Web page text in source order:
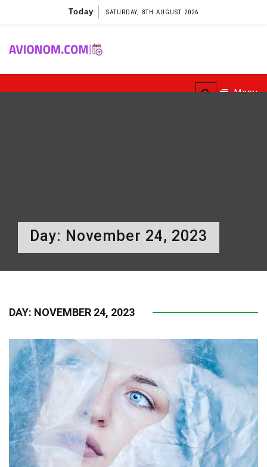
Today SATURDAY, 8TH AUGUST 2026
Avionom
Menu
Day: November 24, 2023
DAY: NOVEMBER 24, 2023